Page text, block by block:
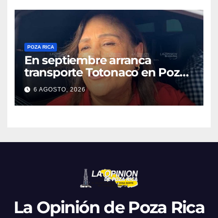
POZA RICA
En septiembre arranca
transporte Totonaco en Poza
Rica
6 AGOSTO, 2026
La Opinión de Poza Rica